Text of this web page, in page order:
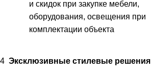
и скидок при закупке мебели,
оборудования, освещения при
комплектации объекта
4 Эксклюзивные стилевые решения